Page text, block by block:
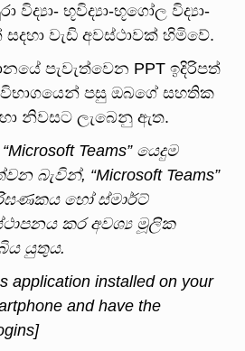
විද්‍යා- භූවිද්‍යා-භූගෝල විද්‍යා-
වැඩි අවස්ථාවක් හිමිවේ.
පැවැත්වෙන PPT ඉදිරිපත්
විභාගයෙන් පසු ඔබගේ සහතික
නිවසට ලැබෙනු ඇත.
“Microsoft Teams” යෙදුම
බැවින්, “Microsoft Teams”
හෝ ස්මාර්ට්
කර අවශ්‍ය මූලික
යුතුය.
application installed on your
and have the